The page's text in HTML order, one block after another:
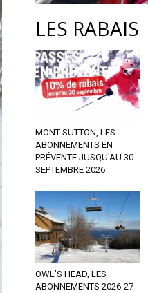
LES RABAIS
MONT SUTTON, LES
ABONNEMENTS EN
PRÉVENTE JUSQU’AU 30
SEPTEMBRE 2026
OWL’S HEAD, LES
ABONNEMENTS 2026-27